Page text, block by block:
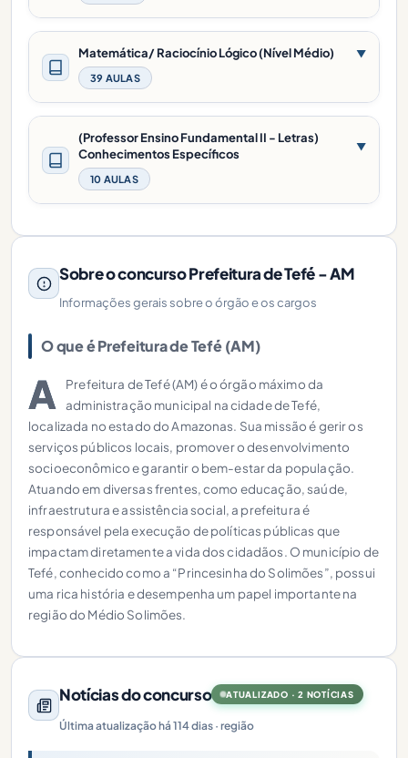
Matemática/ Raciocínio Lógico (Nível Médio)
39 AULAS
▼
(Professor Ensino Fundamental II - Letras)
Conhecimentos Específicos
10 AULAS
▼
Sobre o concurso Prefeitura de Tefé - AM
Informações gerais sobre o órgão e os cargos
O que é Prefeitura de Tefé (AM)
A
Prefeitura de Tefé (AM) é o órgão máximo da
administração municipal na cidade de Tefé,
localizada no estado do Amazonas. Sua missão é gerir os
serviços públicos locais, promover o desenvolvimento
socioeconômico e garantir o bem-estar da população.
Atuando em diversas frentes, como educação, saúde,
infraestrutura e assistência social, a prefeitura é
responsável pela execução de políticas públicas que
impactam diretamente a vida dos cidadãos. O município de
Tefé, conhecido como a “Princesinha do Solimões”, possui
uma rica história e desempenha um papel importante na
região do Médio Solimões.
Notícias do concurso ATUALIZADO · 2 NOTÍCIAS
Última atualização há 114 dias · região